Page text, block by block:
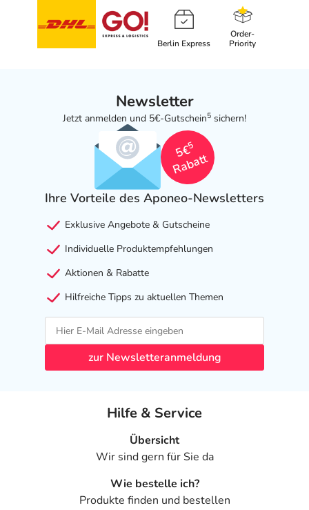
Berlin Express
Order-
Priority
Newsletter
Jetzt anmelden und 5€-Gutschein5 sichern!
5€
5
Rabatt
Ihre Vorteile des Aponeo-Newsletters
Exklusive Angebote & Gutscheine
Individuelle Produktempfehlungen
Aktionen & Rabatte
Hilfreiche Tipps zu aktuellen Themen
zur Newsletteranmeldung
Hilfe & Service
Übersicht
Wir sind gern für Sie da
Wie bestelle ich?
Produkte finden und bestellen